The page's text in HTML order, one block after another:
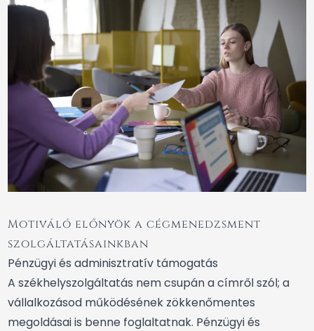
Motiváló előnyök a cégmenedzsment
szolgáltatásainkban
Pénzügyi és adminisztratív támogatás
A székhelyszolgáltatás nem csupán a címről szól; a
vállalkozásod működésének zökkenőmentes
megoldásai is benne foglaltatnak. Pénzügyi és